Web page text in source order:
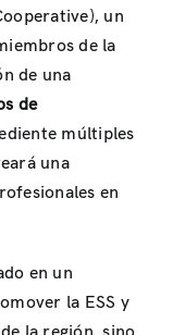
un
de la
de una
de
múltiples
una
en
en un
la ESS y